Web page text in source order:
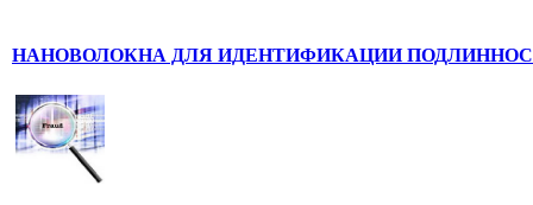
НАНОВОЛОКНА ДЛЯ ИДЕНТИФИКАЦИИ